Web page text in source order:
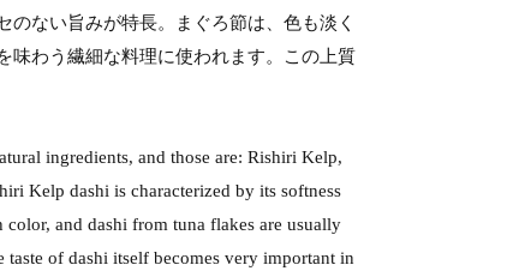
ない旨みが特長。まぐろ節は、色も淡く
味わう繊細な料理に使われます。この上質
ingredients, and those are: Rishiri Kelp,
Kelp dashi is characterized by its softness
color, and dashi from tuna flakes are usually
of dashi itself becomes very important in